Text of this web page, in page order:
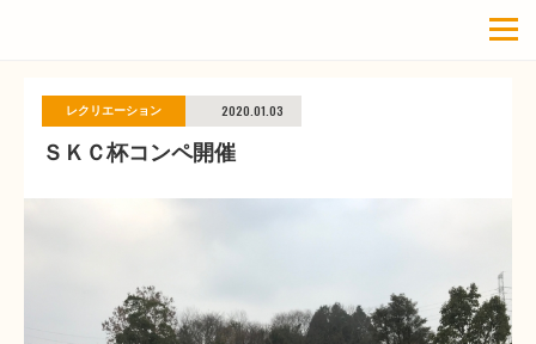
レクリエーション 2020.01.03
ＳＫＣ杯コンペ開催